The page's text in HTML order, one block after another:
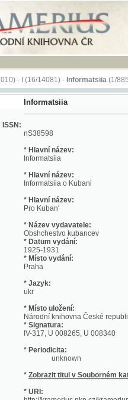
-I(16/14081) -Informatsiia(1/885)
Informatsiia
nS38598
* Hlavní název:
* Hlavní název:
* Hlavní název:
* Název vydavatele:
Obshchestvo kubancev
* Datum vydání:
1925-1931
* Místo vydání:
Praha
* Jazyk:
* Místo uložení:
Národní knihovna České republiky -
* Signatura:
IV-317, U 008265, U 008340
* Periodicita:
unknown